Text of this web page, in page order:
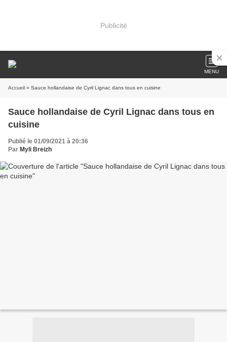
Publicité
MENU
Accueil » Sauce hollandaise de Cyril Lignac dans tous en cuisine
Sauce hollandaise de Cyril Lignac dans tous en
cuisine
Publié le 01/09/2021 à 20:36
Par Myli Breizh